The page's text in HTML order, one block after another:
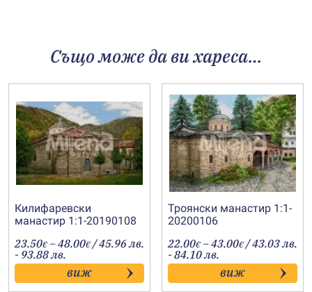
Също може да ви хареса…
Килифаревски
манастир 1:1-20190108
23.50€ –48.00€Price
range:
23.50€
through
48.00€
/ 45.96 лв.
- 93.88 лв.
виж
Троянски манастир 1:1-
20200106
22.00€ –43.00€Price
range:
22.00€
through
43.00€
/ 43.03 лв.
- 84.10 лв.
виж